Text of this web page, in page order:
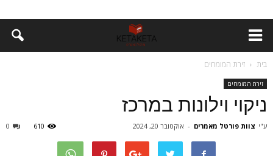
בית זירת המומחים
זירת המומחים
ניקוי וילונות במרכז
ע"י צוות פורטל מאמרים - אוקטובר 20, 2024 0 610